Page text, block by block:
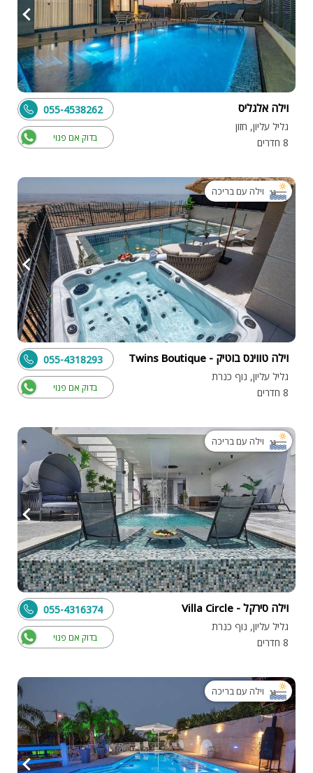
וילה אלגליס
גליל עליון, חזון
8 חדרים
בדוק אם פנוי
055-4538262
וילה עם בריכה
וילה טווינס בוטיק - Twins Boutique
גליל עליון, נוף כנרת
8 חדרים
בדוק אם פנוי
055-4318293
וילה עם בריכה
וילה סירקל - Villa Circle
גליל עליון, נוף כנרת
8 חדרים
בדוק אם פנוי
055-4316374
וילה עם בריכה